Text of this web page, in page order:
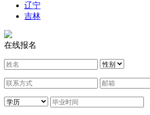
辽宁
吉林
在线报名